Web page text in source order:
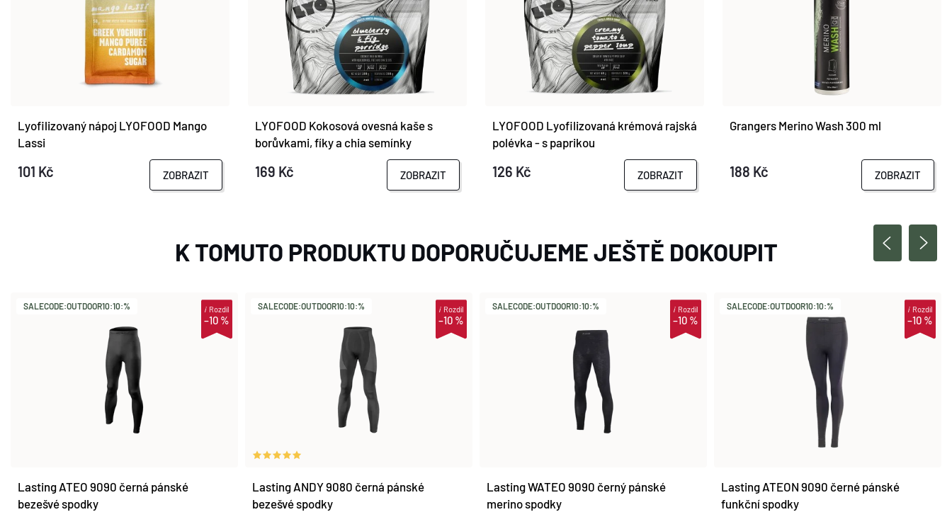
Lyofilizovaný nápoj LYOFOOD Mango
Lassi
101 Kč ZOBRAZIT
LYOFOOD Kokosová ovesná kaše s
borůvkami, fíky a chia semínky
169 Kč ZOBRAZIT
LYOFOOD Lyofilizovaná krémová rajská
polévka - s paprikou
126 Kč ZOBRAZIT
Grangers Merino Wash 300 ml
188 Kč ZOBRAZIT
K TOMUTO PRODUKTU DOPORUČUJEME JEŠTĚ DOKOUPIT
SALECODE:OUTDOOR10:10:%
–10 %
iRozdíl
Lasting ATEO 9090 černá pánské
bezešvé spodky
SALECODE:OUTDOOR10:10:%
–10 %
iRozdíl
Lasting ANDY 9080 černá pánské
bezešvé spodky
SALECODE:OUTDOOR10:10:%
–10 %
iRozdíl
Lasting WATEO 9090 černý pánské
merino spodky
SALECODE:OUTDOOR10:10:%
–10 %
iRozdíl
Lasting ATEON 9090 černé pánské
funkční spodky